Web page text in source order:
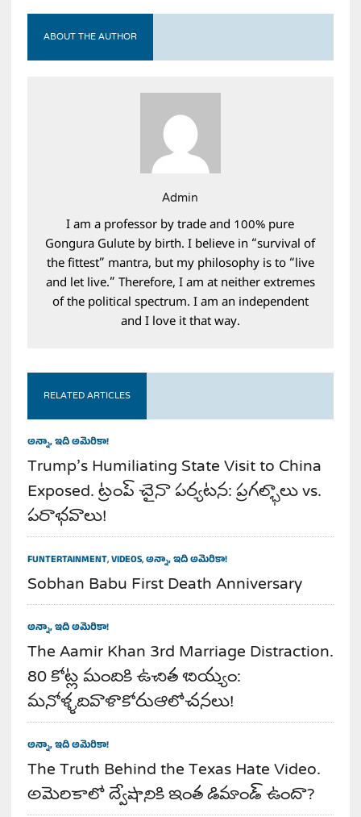
ABOUT THE AUTHOR
Admin
I am a professor by trade and 100% pure
Gongura Gulute by birth. I believe in “survival of
the fittest” mantra, but my philosophy is to “live
and let live.” Therefore, I am at neither extremes
of the political spectrum. I am an independent
and I love it that way.
RELATED ARTICLES
అన్నా, ఇది అమెరికా!
Trump’s Humiliating State Visit to China
Exposed. ట్రంప్ చైనా పర్యటన: ప్రగల్భాలు vs.
పరాభవాలు!
FUNTERTAINMENT,VIDEOS,అన్నా, ఇది అమెరికా!
Sobhan Babu First Death Anniversary
అన్నా, ఇది అమెరికా!
The Aamir Khan 3rd Marriage Distraction.
80 కోట్ల మందికి ఉచిత బియ్యం:
మనోళ్ళదివాళాకోరుఆలోచనలు!
అన్నా, ఇది అమెరికా!
The Truth Behind the Texas Hate Video.
అమెరికాలో ద్వేషానికి ఇంత డిమాండ్ ఉందా?